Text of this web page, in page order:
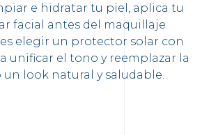
e hidratar tu piel, aplica tu
facial antes del maquillaje.
elegir un protector solar con
unificar el tono y reemplazar la
un look natural y saludable.